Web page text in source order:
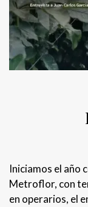
Iniciamos el año
Metroflor, con
en operarios, el